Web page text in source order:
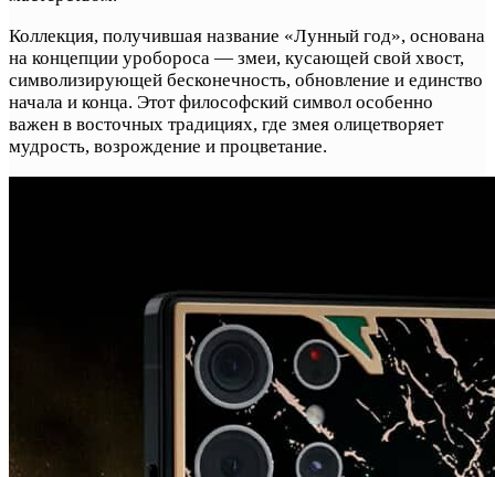
Коллекция, получившая название «Лунный год», основана
на концепции уробороса — змеи, кусающей свой хвост,
символизирующей бесконечность, обновление и единство
начала и конца. Этот философский символ особенно
важен в восточных традициях, где змея олицетворяет
мудрость, возрождение и процветание.